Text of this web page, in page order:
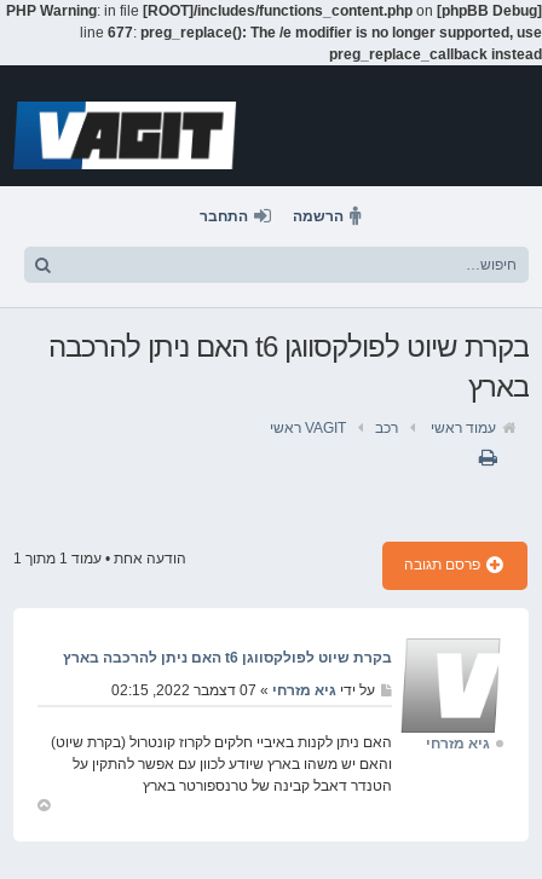
[phpBB Debug] PHP Warning
: in file [ROOT]/includes/functions_content.php on
line 677: preg_replace(): The /e modifier is no longer supported, use
preg_replace_callback instead
הרשמה התחבר
בקרת שיוט לפולקסווגן t6 האם ניתן להרכבה
בארץ
עמוד ראשי רכב VAGIT ראשי
פרסם תגובה הודעה אחת • עמוד 1 מתוך 1
בקרת שיוט לפולקסווגן t6 האם ניתן להרכבה בארץ
על ידי גיא מזרחי » 07 דצמבר 2022, 02:15
האם ניתן לקנות באיביי חלקים לקרוז קונטרול (בקרת שיוט)
והאם יש משהו בארץ שיודע לכוון עם אפשר להתקין על
הטנדר דאבל קבינה של טרנספורטר בארץ
גיא מזרחי